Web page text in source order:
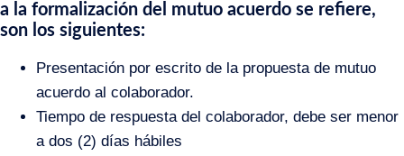
a la formalización del mutuo acuerdo se refiere,
son los siguientes:
Presentación por escrito de la propuesta de mutuo
acuerdo al colaborador.
Tiempo de respuesta del colaborador, debe ser menor
a dos (2) días hábiles